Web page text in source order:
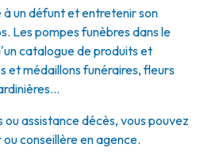
un défunt et entretenir son
Les pompes funèbres dans le
catalogue de produits et
et médaillons funéraires, fleurs
assistance décès, vous pouvez
conseillère en agence.